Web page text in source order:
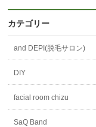
カテゴリー
and DEPI(脱毛サロン)
DIY
facial room chizu
SaQ Band